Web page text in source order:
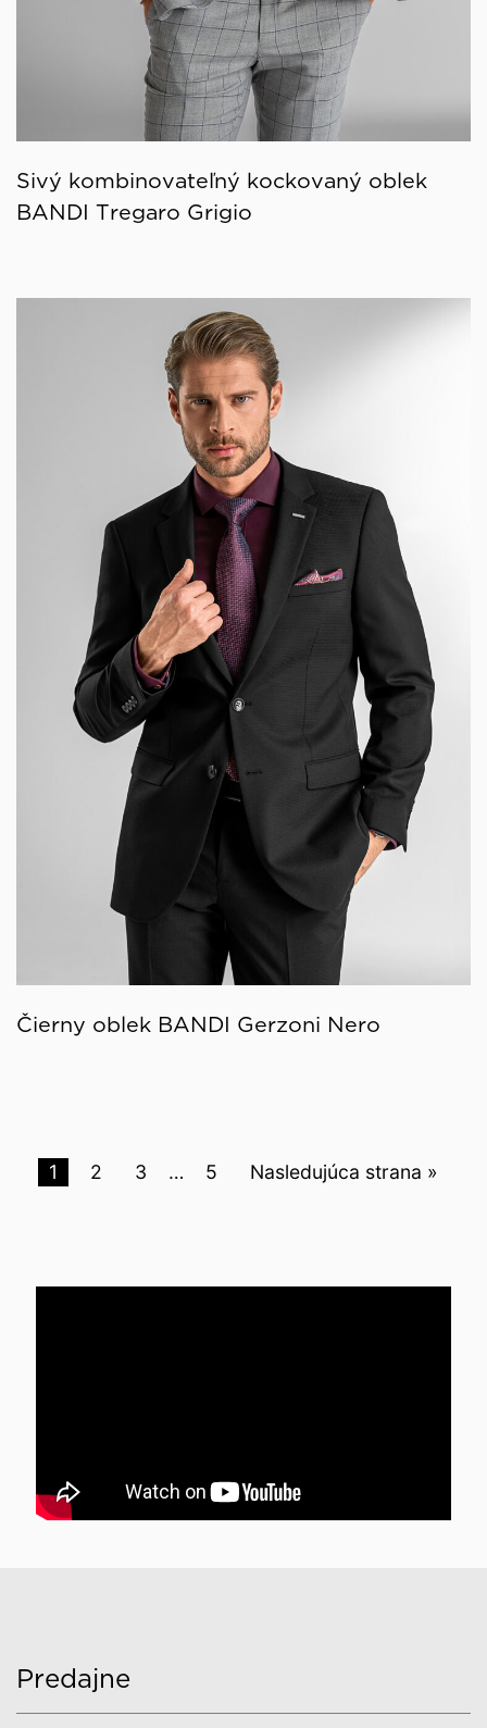
Sivý kombinovateľný kockovaný oblek
BANDI Tregaro Grigio
Čierny oblek BANDI Gerzoni Nero
1 2 3 … 5 Nasledujúca strana »
Predajne